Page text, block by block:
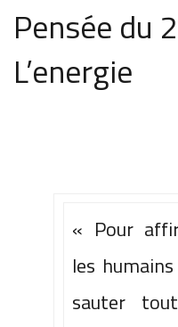
Pensée du
L’energie
« Pour
les
sauter